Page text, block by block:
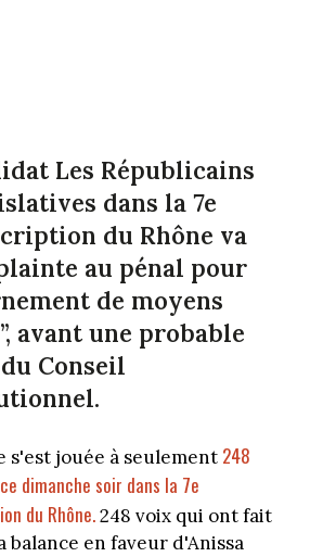
Les Républicains
dans la 7e
du Rhône va
au pénal pour
de moyens
avant une probable
Conseil
s'est jouée à seulement 248
dimanche soir dans la 7e
du Rhône.248 voix qui ont fait
balance en faveur d'Anissa